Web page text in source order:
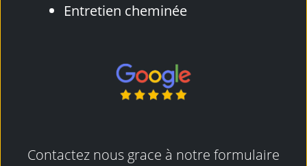
Entretien cheminée
Contactez nous grace à notre formulaire